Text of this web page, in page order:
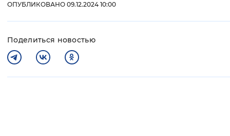
ОПУБЛИКОВАНО 09.12.2024 10:00
Поделиться новостью